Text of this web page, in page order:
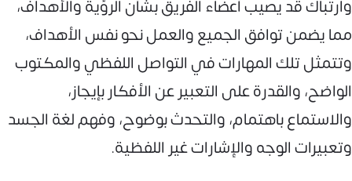
وارتباك قد يصيب أعضاء الفريق بشأن الرؤية والأهداف،
مما يضمن توافق الجميع والعمل نحو نفس الأهداف،
وتتمثل تلك المهارات في التواصل اللفظي والمكتوب
الواضح، والقدرة على التعبير عن الأفكار بإيجاز،
والاستماع باهتمام، والتحدث بوضوح، وفهم لغة الجسد
وتعبيرات الوجه والإشارات غير اللفظية.